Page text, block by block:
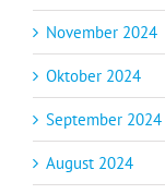
November 2024
Oktober 2024
September 2024
August 2024